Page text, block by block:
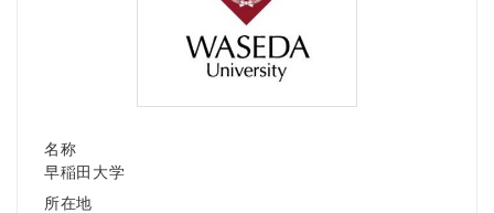
名称
早稲田大学
所在地